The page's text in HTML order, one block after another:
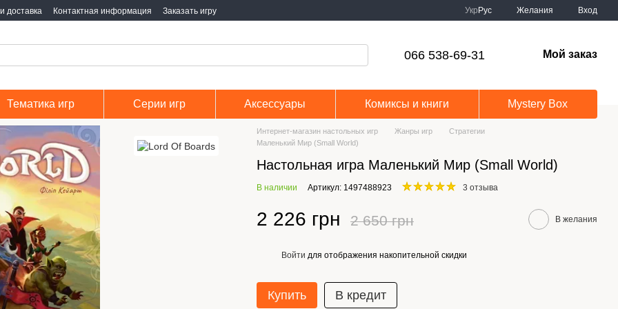
доставка Контактная информация Заказать игру Укр Рус Желания Вход
066 538-69-31 Мой заказ
Тематика игр Серии игр Аксессуары Комиксы и книги Mystery Box
Интернет-магазин настольных игр Жанры игр
Стратегии
Маленький Мир (Small World)
Настольная игра Маленький Мир (Small World)
В наличии Артикул: 1497488923 3 отзыва
2 226 грн 2 650 грн В желания
Войти для отображения накопительной скидки
Купить В кредит